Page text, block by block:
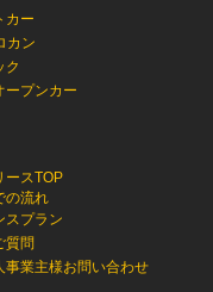
カー
カン
ク
ープンカー
ースTOP
の流れ
スプラン
質問
事業主様お問い合わせ